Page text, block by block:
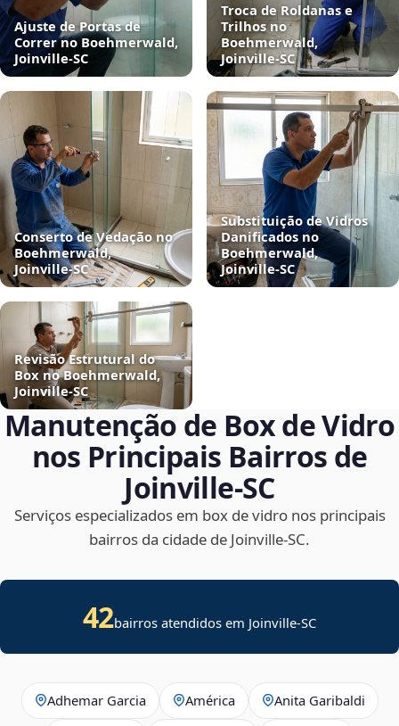
Ajuste de Portas de
Correr no Boehmerwald,
Joinville‑SC
Troca de Roldanas e
Trilhos no
Boehmerwald,
Joinville‑SC
Conserto de Vedação no
Boehmerwald,
Joinville‑SC
Substituição de Vidros
Danificados no
Boehmerwald,
Joinville‑SC
Revisão Estrutural do
Box no Boehmerwald,
Joinville‑SC
Manutenção de Box de Vidro
nos Principais Bairros de
Joinville‑SC
Serviços especializados em box de vidro nos principais
bairros da cidade de Joinville‑SC.
42bairros atendidos em Joinville-SC
Adhemar Garcia América Anita Garibaldi